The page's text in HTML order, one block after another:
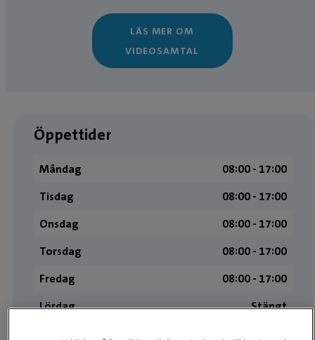
LÄS MER OM
VIDEOSAMTAL
Öppettider
Måndag
08:00 ­- 17:00
Tisdag
08:00 ­- 17:00
Onsdag
08:00 ­- 17:00
Torsdag
08:00 ­- 17:00
Fredag
08:00 ­- 17:00
Lördag
Stängt